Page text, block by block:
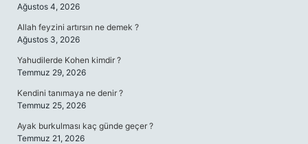
Ağustos 4, 2026
Allah feyzini artırsın ne demek ?
Ağustos 3, 2026
Yahudilerde Kohen kimdir ?
Temmuz 29, 2026
Kendini tanımaya ne denir ?
Temmuz 25, 2026
Ayak burkulması kaç günde geçer ?
Temmuz 21, 2026